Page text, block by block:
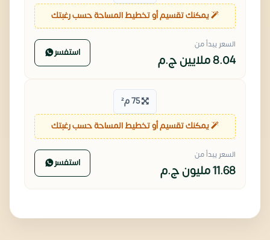
يمكنك تقسيم أو تخطيط المساحة حسب رغبتك
السعر يبدأ من
8.04 ملايين ج.م استفسر
75 م²
يمكنك تقسيم أو تخطيط المساحة حسب رغبتك
السعر يبدأ من
11.68 مليون ج.م استفسر